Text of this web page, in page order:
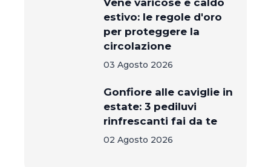
Vene varicose e caldo
estivo: le regole d'oro
per proteggere la
circolazione
03 Agosto 2026
Gonfiore alle caviglie in
estate: 3 pediluvi
rinfrescanti fai da te
02 Agosto 2026